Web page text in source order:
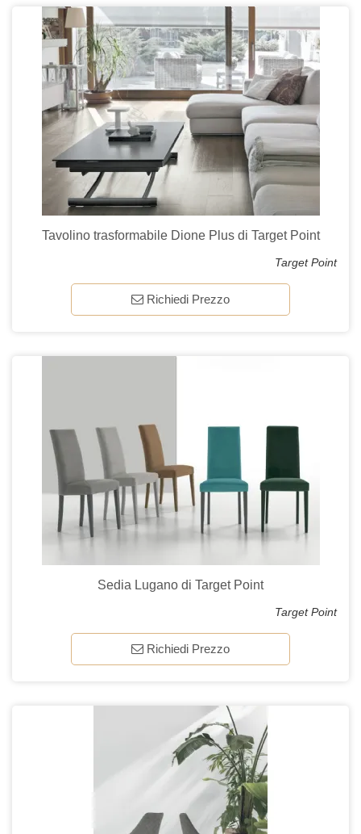
Tavolino trasformabile Dione Plus di Target Point
Target Point
Richiedi Prezzo
Sedia Lugano di Target Point
Target Point
Richiedi Prezzo